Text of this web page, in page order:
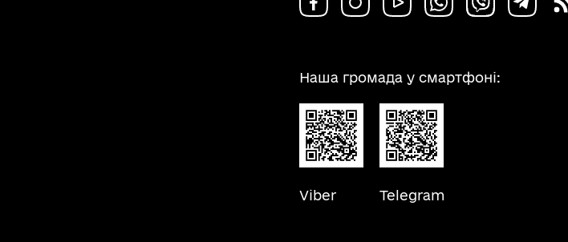
Наша громада у смартфоні:
Viber Telegram